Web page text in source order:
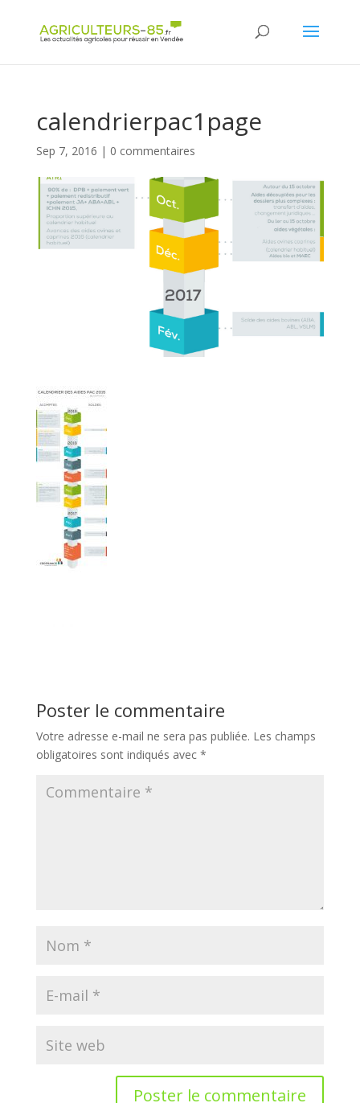
calendrierpac1page
Sep 7, 2016 | 0 commentaires
Poster le commentaire
Votre adresse e-mail ne sera pas publiée. Les champs
obligatoires sont indiqués avec *